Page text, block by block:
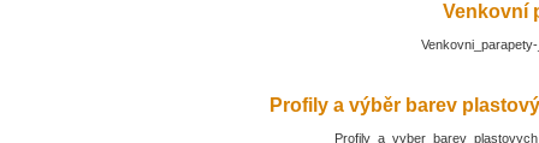
Venkovní
Profily a výběr barev